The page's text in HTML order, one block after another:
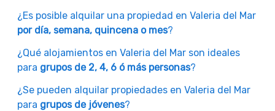
¿Es posible alquilar una propiedad en Valeria del Mar
por día, semana, quincena o mes?
¿Qué alojamientos en Valeria del Mar son ideales
para grupos de 2, 4, 6 ó más personas?
¿Se pueden alquilar propiedades en Valeria del Mar
para grupos de jóvenes?